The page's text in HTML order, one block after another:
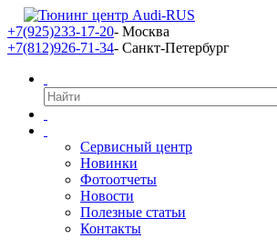
+7(925)233-17-20- Москва
+7(812)926-71-34- Санкт-Петербург
Сервисный центр
Новинки
Фотоотчеты
Новости
Полезные статьи
Контакты